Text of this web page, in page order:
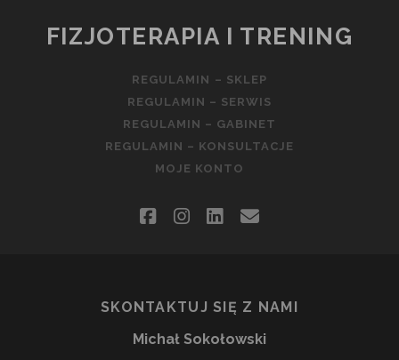
FIZJOTERAPIA I TRENING
REGULAMIN – SKLEP
REGULAMIN – SERWIS
REGULAMIN – GABINET
REGULAMIN – KONSULTACJE
MOJE KONTO
facebookinstagram
linkedin
email
SKONTAKTUJ SIĘ Z NAMI
Michał Sokołowski